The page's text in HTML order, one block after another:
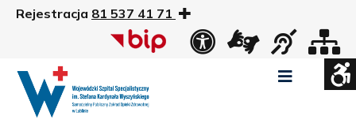
Rejestracja 81 537 41 71
Widok